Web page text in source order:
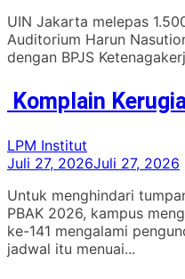
UIN Jakarta melepas
Auditorium Harun
dengan BPJS
Komplain
LPM Institut
Juli 27, 2026Juli 27, 2026
Untuk menghindari
PBAK 2026, kampus
ke-141 mengalami
jadwal itu menuai...